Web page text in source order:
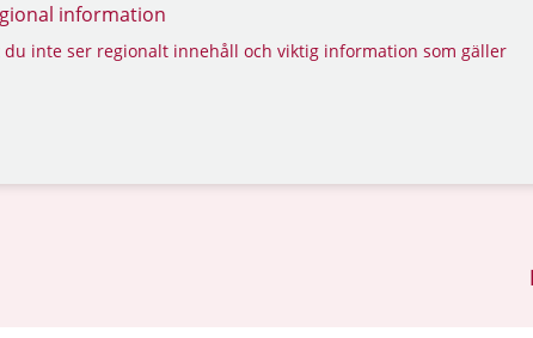
information
inte ser regionalt innehåll och viktig information som gäller